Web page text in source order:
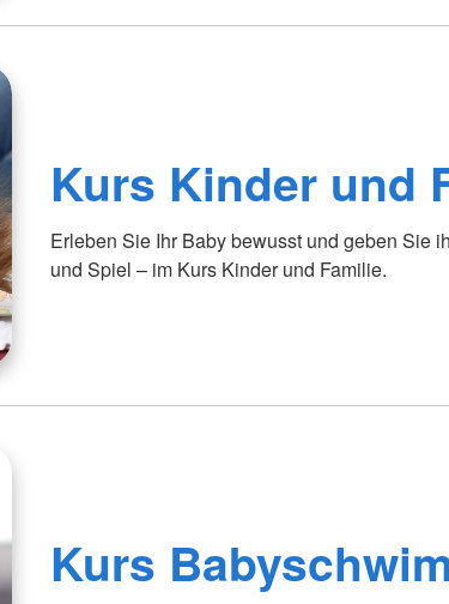
Kurs Kinder und
Erleben Sie Ihr Baby bewusst und geben Sie
und Spiel – im Kurs Kinder und Familie.
Kurs